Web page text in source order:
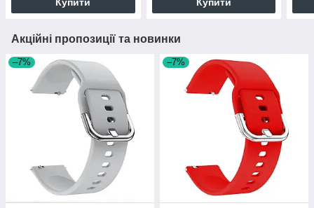
Купити Купити
Акційні пропозиції та новинки
–7% –7%